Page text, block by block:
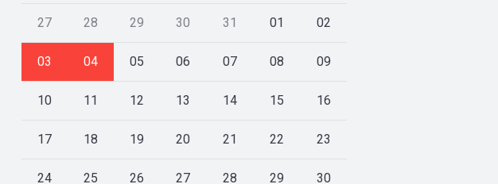
27 28 29 30 31 01 02
03 04 05 06 07 08 09
10 11 12 13 14 15 16
17 18 19 20 21 22 23
24 25 26 27 28 29 30